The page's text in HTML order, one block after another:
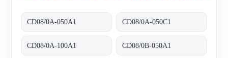
CD08/0A-050A1 CD08/0A-050C1
CD08/0A-100A1 CD08/0B-050A1